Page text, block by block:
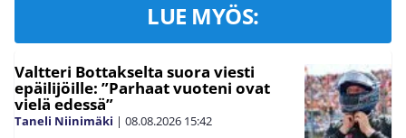
LUE MYÖS:
Valtteri Bottakselta suora viesti
epäilijöille: ”Parhaat vuoteni ovat
vielä edessä”
Taneli Niinimäki | 08.08.2026 15:42